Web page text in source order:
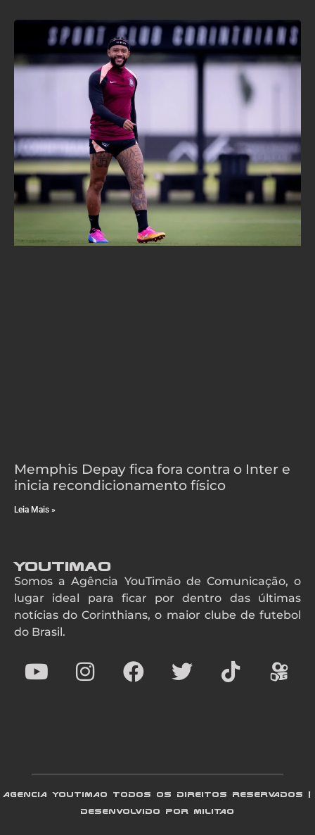
Memphis Depay fica fora contra o Inter e
inicia recondicionamento físico
Leia Mais »
YouTimao
Somos a Agência YouTimão de Comunicação, o
lugar ideal para ficar por dentro das últimas
notícias do Corinthians, o maior clube de futebol
do Brasil.
AGENCIA YOUTIMAO TODOS OS DIREITOS RESERVADOS |
DESENVOLVIDO POR MILITAO